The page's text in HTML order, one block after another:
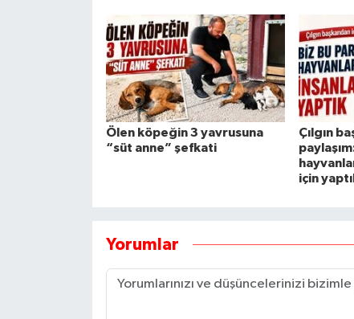
Ölen köpeğin 3 yavrusuna
“süt anne” şefkati
Çılgın
için
Yorumlar